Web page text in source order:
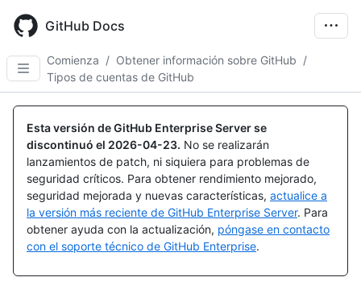
main
content
GitHub Docs
Comienza / Obtener información sobre GitHub /
Tipos de cuentas de GitHub
Esta versión de GitHub Enterprise Server se
discontinuó el 2026-04-23. No se realizarán
lanzamientos de patch, ni siquiera para problemas de
seguridad críticos. Para obtener rendimiento mejorado,
seguridad mejorada y nuevas características, actualice a
la versión más reciente de GitHub Enterprise Server. Para
obtener ayuda con la actualización, póngase en contacto
con el soporte técnico de GitHub Enterprise.